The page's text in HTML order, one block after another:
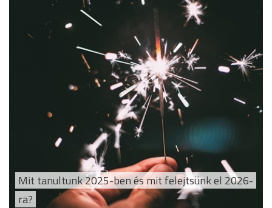
Mit tanultunk 2025-ben és mit felejtsünk el 2026-
ra?